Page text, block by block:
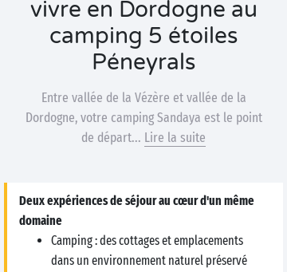
vivre en Dordogne au
camping 5 étoiles
Péneyrals
Entre vallée de la Vézère et vallée de la
Dordogne, votre camping Sandaya est le point
de départ... Lire la suite
Deux expériences de séjour au cœur d'un même
domaine
Camping : des cottages et emplacements
dans un environnement naturel préservé